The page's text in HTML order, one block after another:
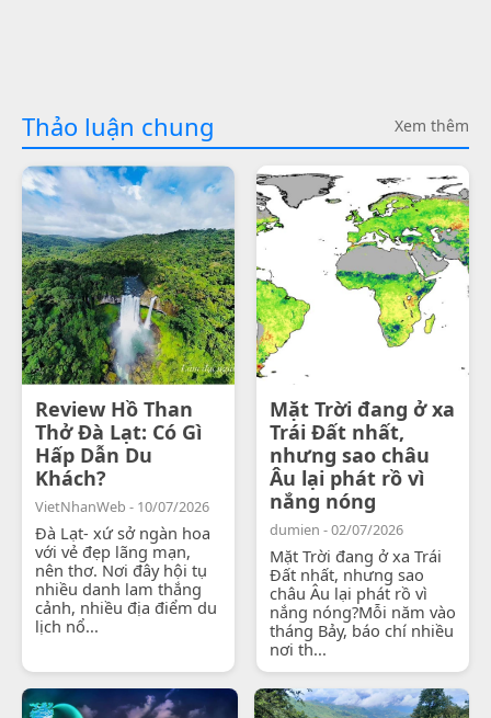
Thảo luận chung Xem thêm
Review Hồ Than
Thở Đà Lạt: Có Gì
Hấp Dẫn Du
Khách?
VietNhanWeb - 10/07/2026
Đà Lạt- xứ sở ngàn hoa
với vẻ đẹp lãng mạn,
nên thơ. Nơi đây hội tụ
nhiều danh lam thắng
cảnh, nhiều địa điểm du
lịch nổ...
Mặt Trời đang ở xa
Trái Đất nhất,
nhưng sao châu
Âu lại phát rồ vì
nắng nóng
dumien - 02/07/2026
Mặt Trời đang ở xa Trái
Đất nhất, nhưng sao
châu Âu lại phát rồ vì
nắng nóng?Mỗi năm vào
tháng Bảy, báo chí nhiều
nơi th...